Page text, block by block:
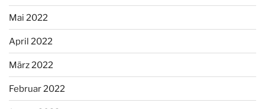
Mai 2022
April 2022
März 2022
Februar 2022